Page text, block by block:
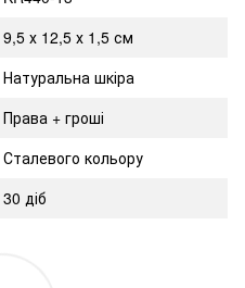
9,5 х 12,5 х 1,5 см
Натуральна шкіра
Права + гроші
Сталевого кольору
30 діб